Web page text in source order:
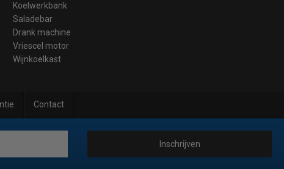
Koelwerkbank
Saladebar
Drank machine
Vriescel motor
Wijnkoelkast
Contact
Inschrijven